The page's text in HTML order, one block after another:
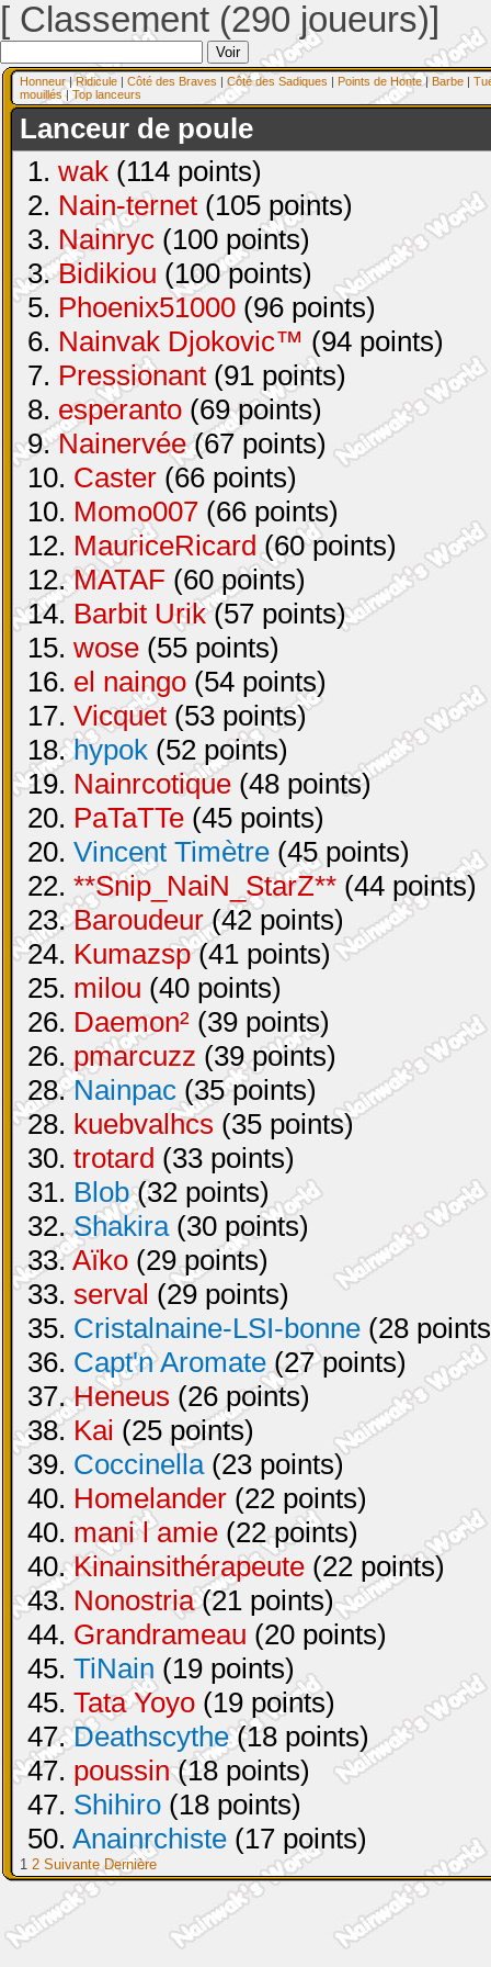
[ Classement (290 joueurs)]
Honneur|Ridicule | Côté des Braves | Côté des Sadiques | Points de Honte| Barbe |
mouillés| Top lanceurs
Lanceur de poule
1. wak (114 points)
2. Nain-ternet (105 points)
3. Nainryc (100 points)
3.Bidikiou (100 points)
5. Phoenix51000 (96 points)
6. Nainvak Djokovic™ (94 points)
7. Pressionant (91 points)
8. esperanto (69 points)
9.Nainervée(67 points)
10. Caster (66 points)
10. Momo007 (66 points)
12. MauriceRicard(60 points)
12.MATAF (60 points)
14. Barbit Urik(57 points)
15. wose (55 points)
16. el naingo (54 points)
17. Vicquet (53 points)
18.hypok (52 points)
19. Nainrcotique (48 points)
20. PaTaTTe (45 points)
20. Vincent Timètre (45 points)
22. **Snip_NaiN_StarZ** (44 points)
23.Baroudeur(42 points)
24. Kumazsp(41 points)
25. milou (40 points)
26. Daemon² (39 points)
26. pmarcuzz (39 points)
28.Nainpac (35 points)
28. kuebvalhcs (35 points)
30. trotard (33 points)
31. Blob(32 points)
32.Shakira(30 points)
33.Aïko (29 points)
33. serval (29 points)
35. Cristalnaine-LSI-bonne (28
36. Capt'n Aromate(27 points)
37.Heneus (26 points)
38. Kai (25 points)
39. Coccinella(23 points)
40. Homelander (22 points)
40. mani l amie (22 points)
40.Kinainsithérapeute (22 points)
43. Nonostria(21 points)
44. Grandrameau (20 points)
45. TiNain (19 points)
45. Tata Yoyo (19 points)
47.Deathscythe(18 points)
47. poussin(18 points)
47. Shihiro (18 points)
50. Anainrchiste (17 points)
1 2 Suivante Dernière